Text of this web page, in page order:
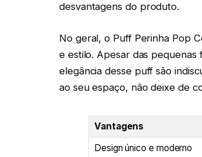
desvantagens do produto.
No geral, o Puff Perinha Pop
e estilo. Apesar das pequenas
elegância desse puff são
ao seu espaço, não deixe de
Vantagens
Design único e moderno